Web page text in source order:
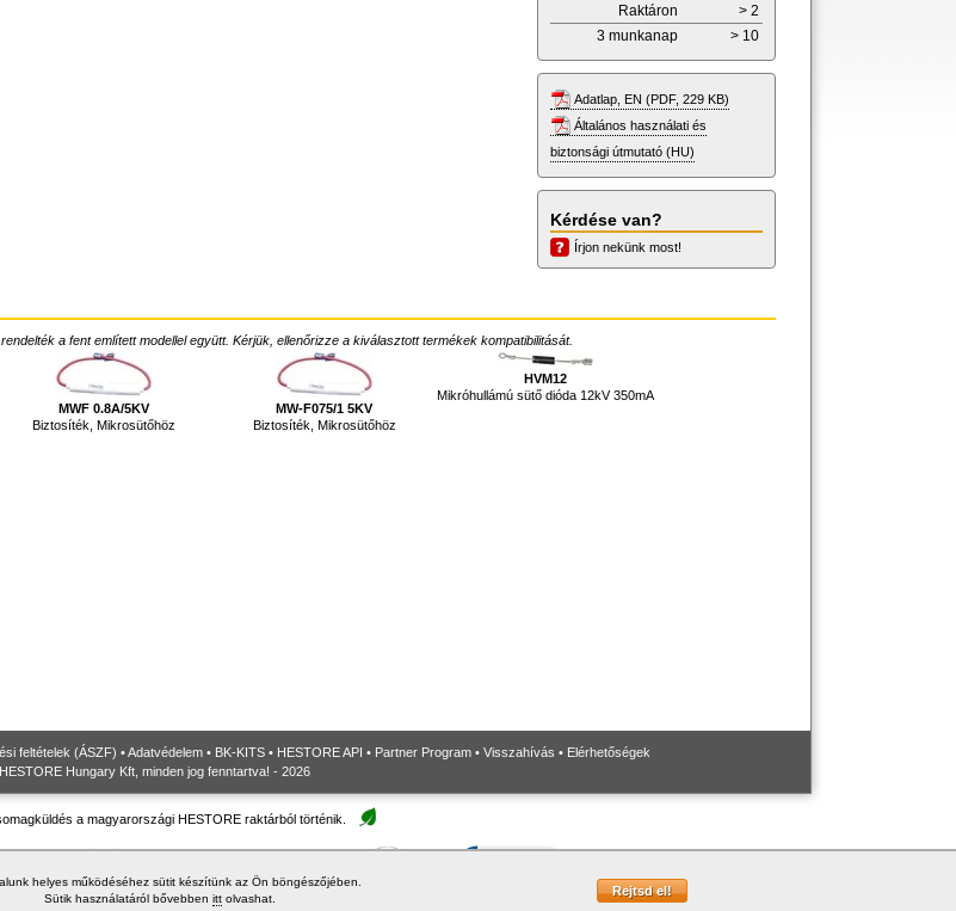
Raktáron
> 2
3 munkanap
> 10
Adatlap, EN (PDF, 229 KB)
Általános használati és
biztonsági útmutató (HU)
Kérdése van?
Írjon nekünk most!
a fent említett modellel együtt. Kérjük, ellenőrizze a kiválasztott termékek kompatibilitását.
MWF 0.8A/5KV
Biztosíték, Mikrosütőhöz
MW-F075/1 5KV
Biztosíték, Mikrosütőhöz
HVM12
Mikróhullámú sütő dióda 12kV 350mA
feltételek (ÁSZF) •Adatvédelem • BK-KITS • HESTORE API • Partner Program • Visszahívás • Elérhetőségek
HESTORE Hungary Kft, minden jog fenntartva! - 2026
helyes működéséhez sütit készítünk az Ön böngészőjében.
Sütik használatáról bővebben ittolvashat.
a magyarországi HESTORE raktárból történik.